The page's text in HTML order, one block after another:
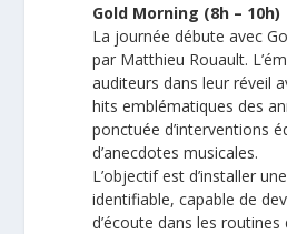
Gold Morning (8h – 10h)
La journée débute avec
par Matthieu Rouault.
auditeurs dans leur réveil
hits emblématiques des
ponctuée d’interventions
d’anecdotes musicales.
L’objectif est d’installer
identifiable, capable de
d’écoute dans les routines